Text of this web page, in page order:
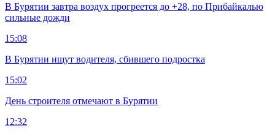
В Бурятии завтра воздух прогреется до +28, по Прибайкалью
сильные дожди
15:08
В Бурятии ищут водителя, сбившего подростка
15:02
День строителя отмечают в Бурятии
12:32